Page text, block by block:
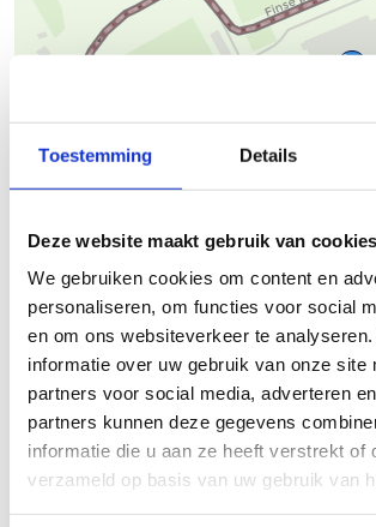
Toestemming Details
Deze website maakt gebruik van cookies
We gebruiken cookies om content en
personaliseren, om functies voor social
en om ons websiteverkeer te
informatie over uw gebruik van onze site
partners voor social media, adverteren
partners kunnen deze gegevens
informatie die u aan ze heeft verstrekt of
verzameld op basis van uw gebruik van
50 m
Beschrijving van de
Finse piste Riemst
Startplaatsen
Reeckervelt 3 3770 Riemst